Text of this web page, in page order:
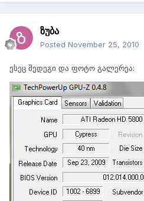
ზუბა
Posted November 25, 2010
ესეც შედეგი და ფოტო გალერეა: